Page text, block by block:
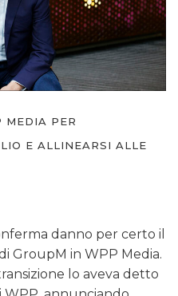
MEDIA PER
E ALLINEARSI ALLE
danno per certo il
GroupM in WPP Media.
lo aveva detto